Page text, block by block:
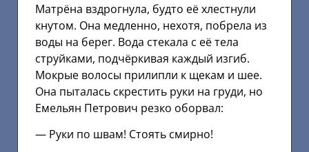
Матрёна вздрогнула, будто её хлестнули
кнутом. Она медленно, нехотя, побрела из
воды на берег. Вода стекала с её тела
струйками, подчёркивая каждый изгиб.
Мокрые волосы прилипли к щекам и шее.
Она пыталась скрестить руки на груди, но
Емельян Петрович резко оборвал:
— Руки по швам! Стоять смирно!